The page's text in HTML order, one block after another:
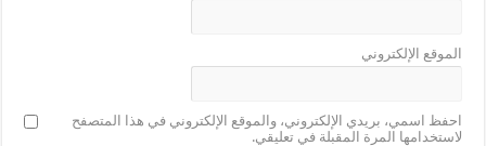
الموقع الإلكتروني
احفظ اسمي، بريدي الإلكتروني، والموقع الإلكتروني في هذا المتصفح
لاستخدامها المرة المقبلة في تعليقي.